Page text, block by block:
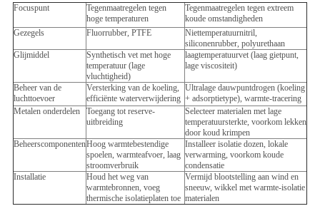
Focuspunt
Tegenmaatregelen tegen
hoge temperaturen
Tegenmaatregelen tegen extreem
koude omstandigheden
Gezegels
Fluorrubber, PTFE
Niettemperatuurnitril,
siliconenrubber, polyurethaan
Glijmiddel
Synthetisch vet met hoge
temperatuur (lage
vluchtigheid)
laagtemperatuurvet (laag gietpunt,
lage viscositeit)
Beheer van de
luchttoevoer
Versterking van de koeling,
efficiënte waterverwijdering
Ultralage dauwpuntdrogen (koeling
+ adsorptietype), warmte-tracering
Metalen onderdelen
Toegang tot reserve-
uitbreiding
Selecteer materialen met lage
temperatuursterkte, voorkom lekken
door koud krimpen
BeheerscomponentenHoog warmtebestendige
spoelen, warmteafvoer, laag
stroomverbruik
Installeer isolatie dozen, lokale
verwarming, voorkom koude
condensatie
Installatie
Houd het weg van
warmtebronnen, voeg
thermische isolatieplaten toe
Vermijd blootstelling aan wind en
sneeuw, wikkel met warmte-isolatie
materialen